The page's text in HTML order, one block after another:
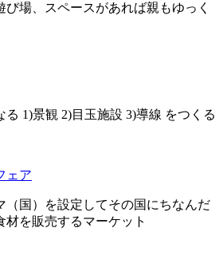
び場、スペースがあれば親もゆっく
る 1)景観 2)目玉施設 3)導線 をつくる
ェア
（国）を設定してその国にちなんだ
材を販売するマーケット